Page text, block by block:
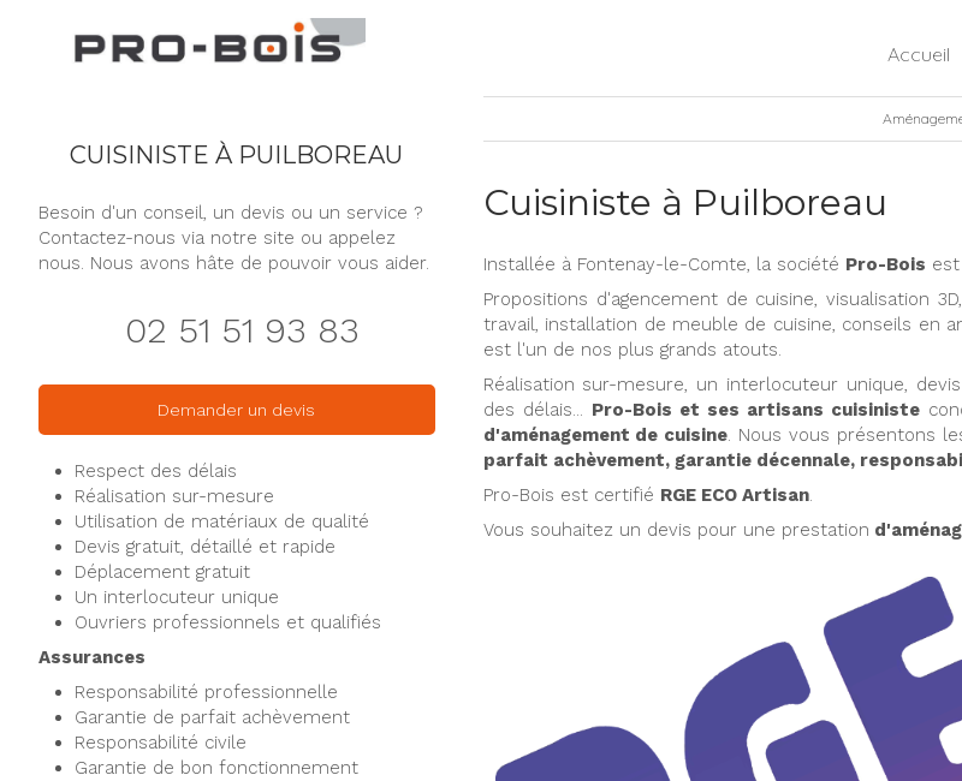
Accueil
Cuisiniste à Puilboreau
Installée à Fontenay-le-Comte, la société Pro-Bois
Propositions d'agencement de cuisine, visualisation
travail, installation de meuble de cuisine, conseils en
est l'un de nos plus grands atouts.
Réalisation sur-mesure, un interlocuteur unique,
des délais... Pro-Bois et ses artisans cuisiniste
d'aménagement de cuisine. Nous vous présentons
parfait achèvement, garantie décennale,
Pro-Bois est certifié RGE ECO Artisan.
Vous souhaitez un devis pour une prestation
CUISINISTE À PUILBOREAU
Besoin d'un conseil, un devis ou un service ?
Contactez-nous via notre site ou appelez
nous. Nous avons hâte de pouvoir vous aider.
02 51 51 93 83
Demander un devis
Respect des délais
Réalisation sur-mesure
Utilisation de matériaux de qualité
Devis gratuit, détaillé et rapide
Déplacement gratuit
Un interlocuteur unique
Ouvriers professionnels et qualifiés
Assurances
Responsabilité professionnelle
Garantie de parfait achèvement
Responsabilité civile
Garantie de bon fonctionnement